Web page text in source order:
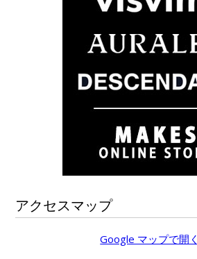
アクセスマップ
Google マップで開く